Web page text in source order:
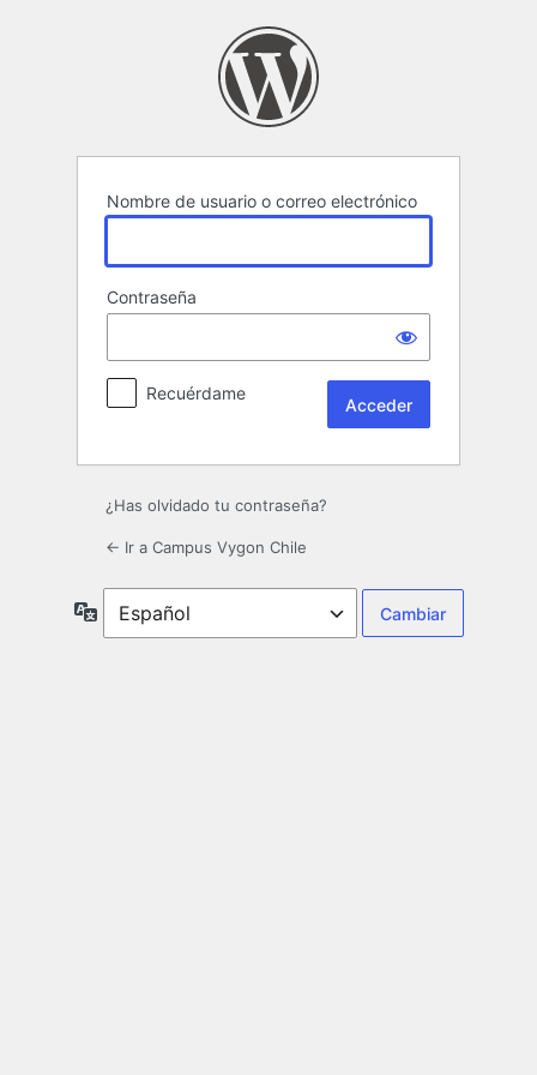
Nombre de usuario o correo electrónico
Contraseña
Recuérdame
¿Has olvidado tu contraseña?
← Ir a Campus Vygon Chile
Idioma